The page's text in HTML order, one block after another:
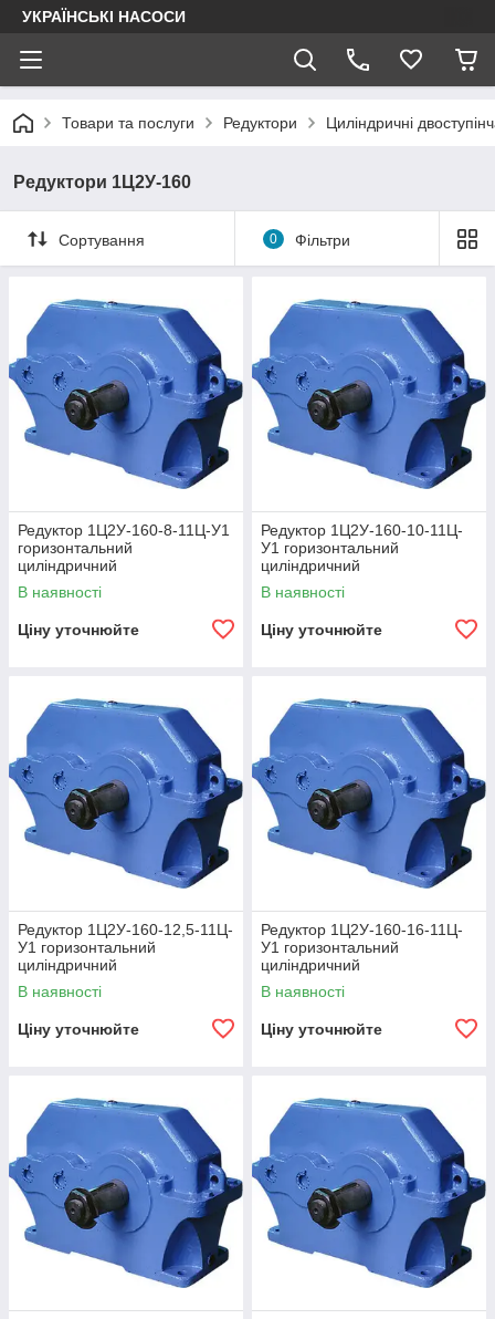
УКРАЇНСЬКІ НАСОСИ
Товари та послуги Редуктори Циліндричні
Редуктори 1Ц2У-160
Сортування 0 Фільтри
Редуктор 1Ц2У-160-8-11Ц-У1
горизонтальний
циліндричний
двоступінчастий
В наявності
Ціну уточнюйте
Редуктор 1Ц2У-160-10-11Ц-
У1 горизонтальний
циліндричний
двоступінчастий
В наявності
Ціну уточнюйте
Редуктор 1Ц2У-160-12,5-11Ц-
У1 горизонтальний
циліндричний
двоступінчастий
В наявності
Ціну уточнюйте
Редуктор 1Ц2У-160-16-11Ц-
У1 горизонтальний
циліндричний
двоступінчастий
В наявності
Ціну уточнюйте